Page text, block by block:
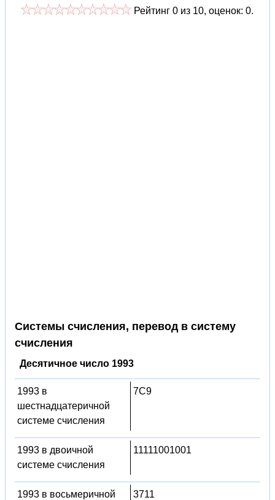
Рейтинг 0 из 10, оценок: 0.
Системы счисления, перевод в систему
счисления
Десятичное число 1993
1993 в
шестнадцатеричной
системе счисления
7C9
1993 в двоичной
системе счисления
11111001001
1993 в восьмеричной
3711